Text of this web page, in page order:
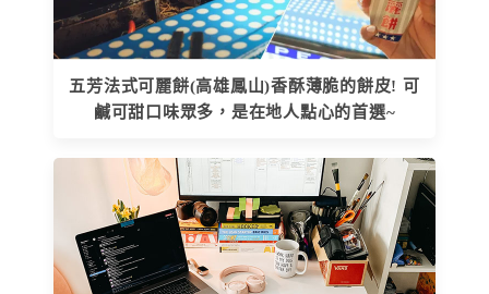
五芳法式可麗餅(高雄鳳山)香酥薄脆的餅皮! 可
鹹可甜口味眾多，是在地人點心的首選~